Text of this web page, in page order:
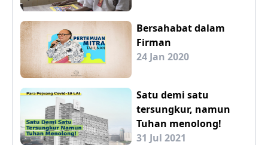
Bersahabat dalam
Firman
24 Jan 2020
Satu demi satu
tersungkur, namun
Tuhan menolong!
31 Jul 2021